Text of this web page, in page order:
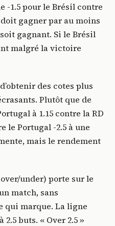
-1.5 pour le Brésil contre
gagner par au moins
gagnant. Si le Brésil
malgré la victoire
des cotes plus
Plutôt que de
à 1.15 contre la RD
le Portugal -2.5 à une
mais le rendement
under) porte sur le
match, sans
qui marque. La ligne
buts. « Over 2.5 »